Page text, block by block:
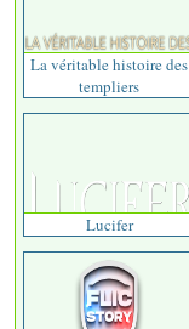
La véritable histoire des
templiers
Lucifer